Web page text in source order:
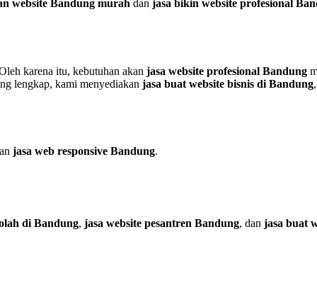
website Bandung murah dan jasa bikin website profesional
karena itu, kebutuhan akan jasa website profesional Bandung
lengkap, kami menyediakan jasa buat website bisnis di Bandung,
jasa web responsive Bandung.
di Bandung, jasa website pesantren Bandung, dan jasa buat